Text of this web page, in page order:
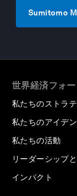
Sumitomo
世界経済フォ
私たちのストラ
私たちのアイデ
私たちの活動
リーダーシップ
インパクト